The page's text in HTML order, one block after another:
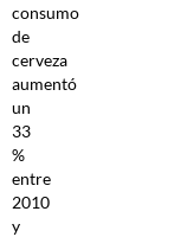
consumo
de
cerveza
aumentó
un
33
%
entre
2010
y